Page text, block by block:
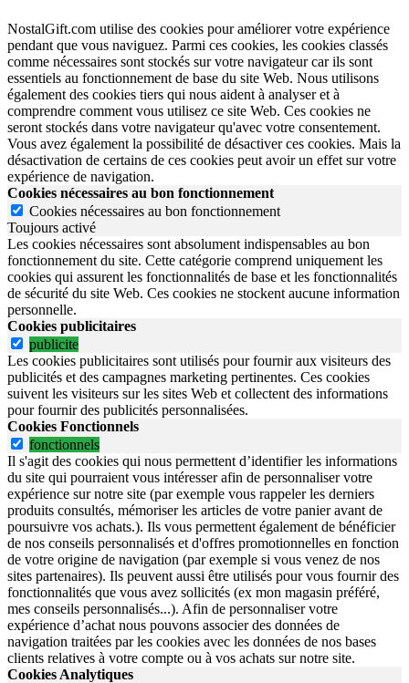
NostalGift.com utilise des cookies pour améliorer votre expérience
pendant que vous naviguez. Parmi ces cookies, les cookies classés
comme nécessaires sont stockés sur votre navigateur car ils sont
essentiels au fonctionnement de base du site Web. Nous utilisons
également des cookies tiers qui nous aident à analyser et à
comprendre comment vous utilisez ce site Web. Ces cookies ne
seront stockés dans votre navigateur qu'avec votre consentement.
Vous avez également la possibilité de désactiver ces cookies. Mais la
désactivation de certains de ces cookies peut avoir un effet sur votre
expérience de navigation.
Cookies nécessaires au bon fonctionnement
Cookies nécessaires au bon fonctionnement
Toujours activé
Les cookies nécessaires sont absolument indispensables au bon
fonctionnement du site. Cette catégorie comprend uniquement les
cookies qui assurent les fonctionnalités de base et les fonctionnalités
de sécurité du site Web. Ces cookies ne stockent aucune information
personnelle.
Cookies publicitaires
publicite
Les cookies publicitaires sont utilisés pour fournir aux visiteurs des
publicités et des campagnes marketing pertinentes. Ces cookies
suivent les visiteurs sur les sites Web et collectent des informations
pour fournir des publicités personnalisées.
Cookies Fonctionnels
fonctionnels
Il s'agit des cookies qui nous permettent d’identifier les informations
du site qui pourraient vous intéresser afin de personnaliser votre
expérience sur notre site (par exemple vous rappeler les derniers
produits consultés, mémoriser les articles de votre panier avant de
poursuivre vos achats.). Ils vous permettent également de bénéficier
de nos conseils personnalisés et d'offres promotionnelles en fonction
de votre origine de navigation (par exemple si vous venez de nos
sites partenaires). Ils peuvent aussi être utilisés pour vous fournir des
fonctionnalités que vous avez sollicités (ex mon magasin préféré,
mes conseils personnalisés...). Afin de personnaliser votre
expérience d’achat nous pouvons associer des données de
navigation traitées par les cookies avec les données de nos bases
clients relatives à votre compte ou à vos achats sur notre site.
Cookies Analytiques